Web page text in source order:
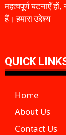
महत्वपूर्ण घटनाएँ
हैं। हमारा उद्देश्य
QUICK
Home
About Us
Contact Us